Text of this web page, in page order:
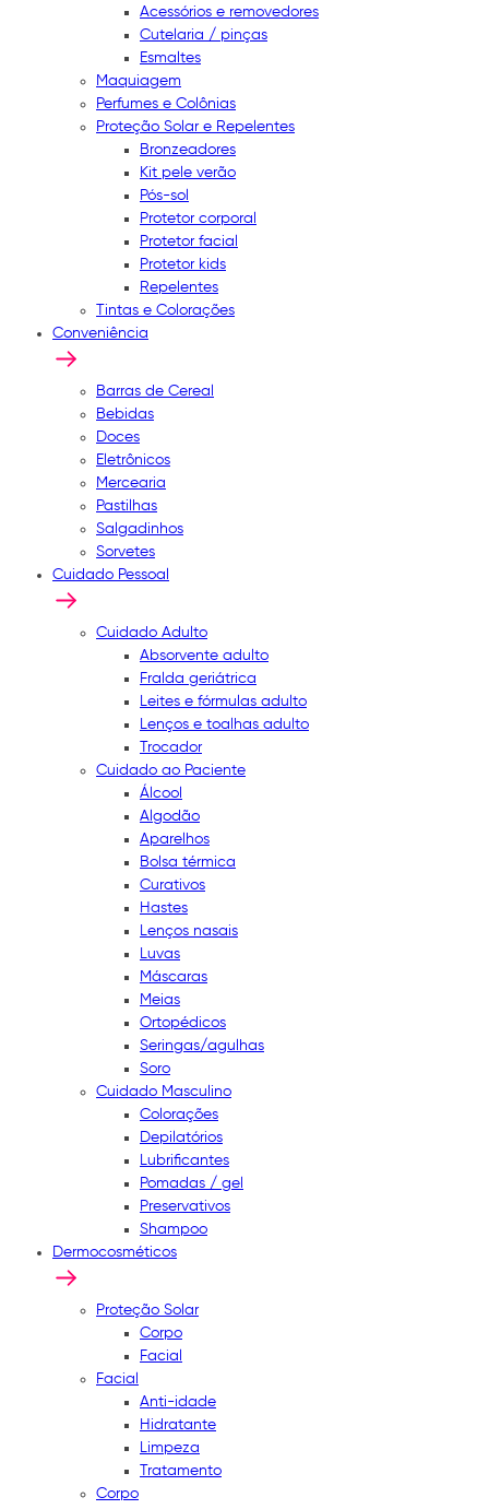
Acessórios e removedores
Cutelaria / pinças
Esmaltes
Maquiagem
Perfumes e Colônias
Proteção Solar e Repelentes
Bronzeadores
Kit pele verão
Pós-sol
Protetor corporal
Protetor facial
Protetor kids
Repelentes
Tintas e Colorações
Conveniência
Barras de Cereal
Bebidas
Doces
Eletrônicos
Mercearia
Pastilhas
Salgadinhos
Sorvetes
Cuidado Pessoal
Cuidado Adulto
Absorvente adulto
Fralda geriátrica
Leites e fórmulas adulto
Lenços e toalhas adulto
Trocador
Cuidado ao Paciente
Álcool
Algodão
Aparelhos
Bolsa térmica
Curativos
Hastes
Lenços nasais
Luvas
Máscaras
Meias
Ortopédicos
Seringas/agulhas
Soro
Cuidado Masculino
Colorações
Depilatórios
Lubrificantes
Pomadas / gel
Preservativos
Shampoo
Dermocosméticos
Proteção Solar
Corpo
Facial
Facial
Anti-idade
Hidratante
Limpeza
Tratamento
Corpo